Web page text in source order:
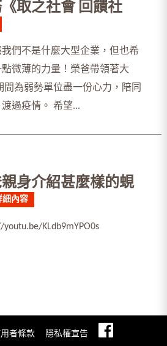
取之社會 回饋社
們不是什麼大型企業，但也希
微薄的力量！榮爸帶領著大
間為弱勢單位盡一份心力，陪同
過疫情。 希望...
身介紹甚麼樣的蜆
細內容
KLdb9mYPO0s
者條款 隱私權宣告